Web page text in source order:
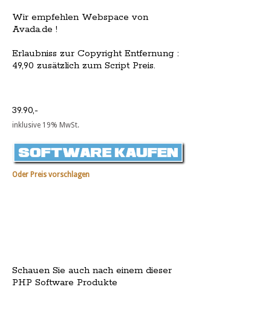
Wir empfehlen Webspace von
Avada.de !
Erlaubniss zur Copyright Entfernung :
49,90 zusätzlich zum Script Preis.
39.90,-
inklusive 19% MwSt.
Oder Preis vorschlagen
Schauen Sie auch nach einem dieser
PHP Software Produkte